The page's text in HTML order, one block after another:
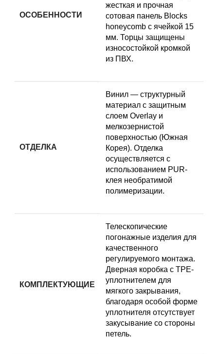
ОСОБЕННОСТИ
жесткая и прочная
сотовая панель Blocks
honeycomb с ячейкой 15
мм. Торцы защищены
износостойкой кромкой
из ПВХ.
ОТДЕЛКА
Винил — структурный
материал с защитным
слоем Overlay и
мелкозернистой
поверхностью (Южная
Корея). Отделка
осуществляется с
использованием PUR-
клея необратимой
полимеризации.
КОМПЛЕКТУЮЩИЕ
Телескопические
погонажные изделия для
качественного
регулируемого монтажа.
Дверная коробка с TPE-
уплотнителем для
мягкого закрывания,
благодаря особой форме
уплотнителя отсутствует
закусывание со стороны
петель.